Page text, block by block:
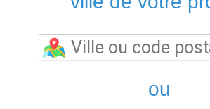
ou